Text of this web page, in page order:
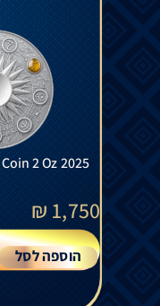
2 Oz 2025
1,750
₪
הוספה לסל